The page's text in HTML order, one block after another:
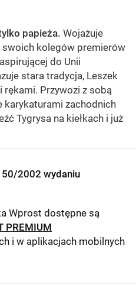
papieża. Wojażuje
swoich kolegów premierów
do Unii
stara tradycja, Leszek
rękami. Przywozi z sobą
zachodnich
Tygrysa na kiełkach i już
50/2002 wydaniu
Wprost dostępne są
PREMIUM
i w aplikacjach mobilnych